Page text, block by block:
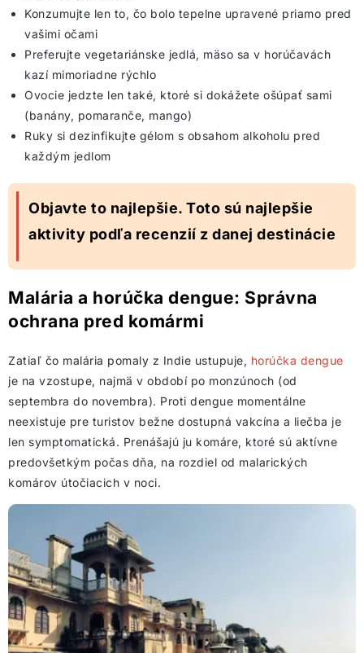
Konzumujte len to, čo bolo tepelne upravené priamo pred
vašimi očami
Preferujte vegetariánske jedlá, mäso sa v horúčavách
kazí mimoriadne rýchlo
Ovocie jedzte len také, ktoré si dokážete ošúpať sami
(banány, pomaranče, mango)
Ruky si dezinfikujte gélom s obsahom alkoholu pred
každým jedlom
Objavte to najlepšie. Toto sú najlepšie
aktivity podľa recenzií z danej destinácie
Malária a horúčka dengue: Správna
ochrana pred komármi
Zatiaľ čo malária pomaly z Indie ustupuje, horúčka dengue
je na vzostupe, najmä v období po monzúnoch (od
septembra do novembra). Proti dengue momentálne
neexistuje pre turistov bežne dostupná vakcína a liečba je
len symptomatická. Prenášajú ju komáre, ktoré sú aktívne
predovšetkým počas dňa, na rozdiel od malarických
komárov útočiacich v noci.